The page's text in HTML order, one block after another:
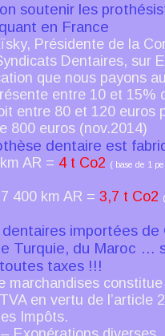
soutenir les
en France
Présidente de la
Dentaires, sur
que nous payons au
entre 10 et 15%
entre 80 et 120 euros
800 euros (nov.2014)
dentaire est
AR = 4 t Co2 ( base de 1
400 km AR = 3,7 t Co2
importées de
Turquie, du Maroc …
taxes !!!
marchandises
en vertu de l’article
Impôts.